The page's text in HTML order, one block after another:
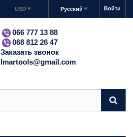
Войти
Русский
USD
066 777 13 88
068 812 26 47
Заказать звонок
lmartools@gmail.com